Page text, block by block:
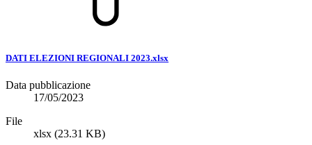
DATI ELEZIONI REGIONALI 2023.xlsx
Data pubblicazione
17/05/2023
File
xlsx (23.31 KB)